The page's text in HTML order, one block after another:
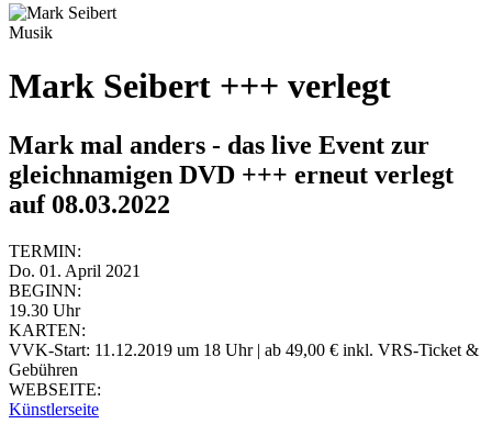
Musik
Mark Seibert +++ verlegt
Mark mal anders - das live Event zur
gleichnamigen DVD +++ erneut verlegt
auf 08.03.2022
TERMIN:
Do. 01. April 2021
BEGINN:
19.30 Uhr
KARTEN:
VVK-Start: 11.12.2019 um 18 Uhr | ab 49,00 € inkl. VRS-Ticket &
Gebühren
WEBSEITE:
Künstlerseite